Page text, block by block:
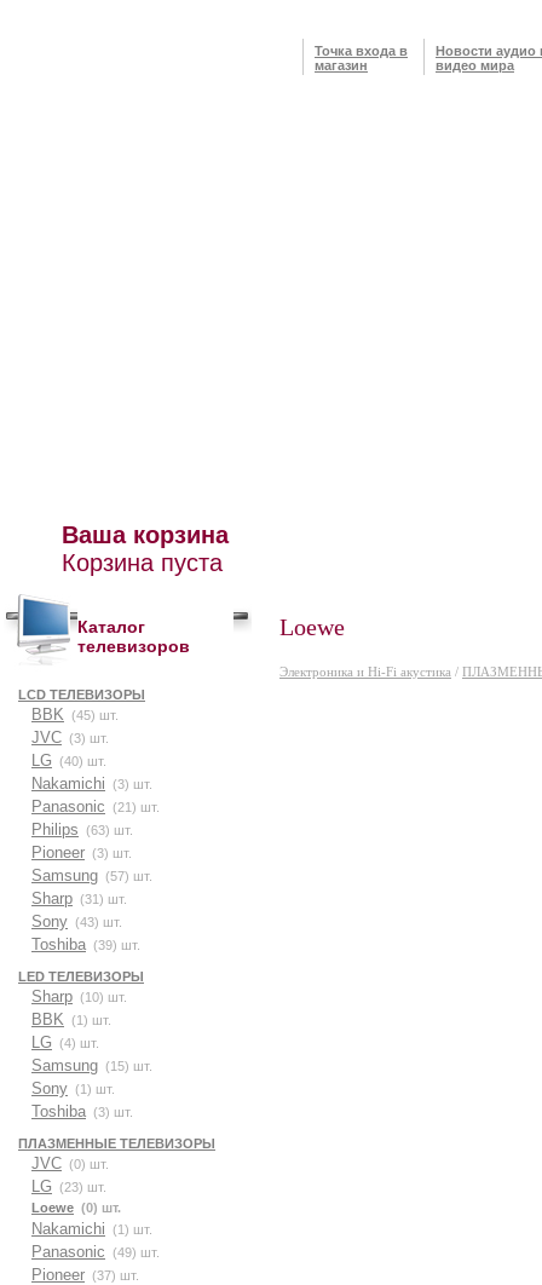
Точка входа в
магазин
Новости аудио
видео мира
Ваша корзина
Корзина пуста
Каталог
телевизоров
LCD ТЕЛЕВИЗОРЫ
BBK (45) шт.
JVC (3) шт.
LG (40) шт.
Nakamichi (3) шт.
Panasonic (21) шт.
Philips (63) шт.
Pioneer (3) шт.
Samsung (57) шт.
Sharp (31) шт.
Sony (43) шт.
Toshiba (39) шт.
LED ТЕЛЕВИЗОРЫ
Sharp (10) шт.
BBK (1) шт.
LG (4) шт.
Samsung (15) шт.
Sony (1) шт.
Toshiba (3) шт.
ПЛАЗМЕННЫЕ ТЕЛЕВИЗОРЫ
JVC (0) шт.
LG
(23) шт.
Loewe (0) шт.
Nakamichi (1) шт.
Panasonic (49) шт.
Pioneer (37) шт.
Loewe
Электроника и Hi-Fi акустика /